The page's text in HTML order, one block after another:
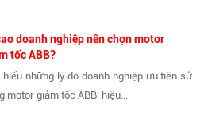
doanh nghiệp nên chọn motor
tốc ABB?
hiểu những lý do doanh nghiệp ưu tiên sử
motor giảm tốc ABB: hiệu...